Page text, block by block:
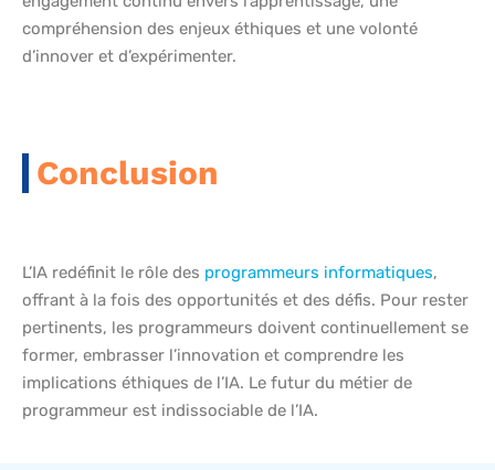
compréhension des enjeux éthiques et une volonté
d’innover et d’expérimenter.
Conclusion
L’IA redéfinit le rôle des programmeurs informatiques,
offrant à la fois des opportunités et des défis. Pour rester
pertinents, les programmeurs doivent continuellement se
former, embrasser l’innovation et comprendre les
implications éthiques de l’IA. Le futur du métier de
programmeur est indissociable de l’IA.